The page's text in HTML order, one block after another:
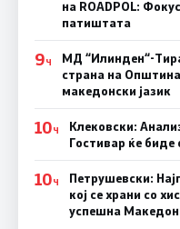
на ROADPOL:
патиштата
9Ч
МД “Илинден“-
страна на
македонски јазик
10Ч
Клековски:
Гостивар ќе биде
10Ч
Петрушевски:
кој се храни со
успешна